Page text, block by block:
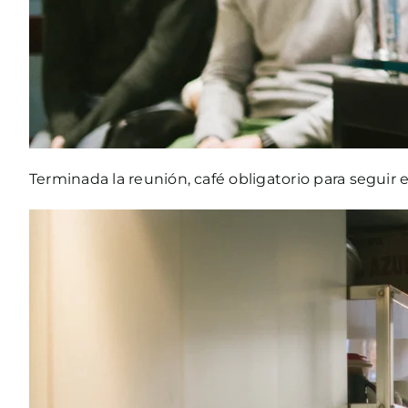
Terminada la reunión, café obligatorio para seguir